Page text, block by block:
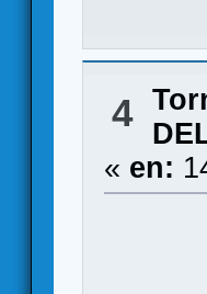
4
« en: